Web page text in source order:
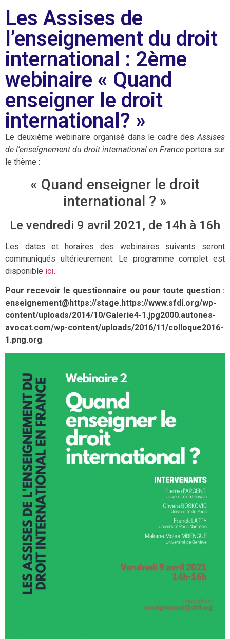
Les Assises de
l’enseignement du droit
international : 2ème
webinaire « Quand
enseigner le droit
international? »
Le deuxième webinaire organisé dans le cadre desAssises
de l’enseignement du droit international en France portera sur
le thème :
« Quand enseigner le droit
international ? »
Le vendredi 9 avril 2021, de 14h à 16h
Les dates et horaires des webinaires suivants seront
communiqués ultérieurement. Le programme complet est
disponible ici.
Pour recevoir le questionnaire ou pour toute question :
enseignement@https://stage.https://www.sfdi.org/wp-
content/uploads/2014/10/Galerie4-1.jpg2000.autones-
avocat.com/wp-content/uploads/2016/11/colloque2016-
1.png.org.